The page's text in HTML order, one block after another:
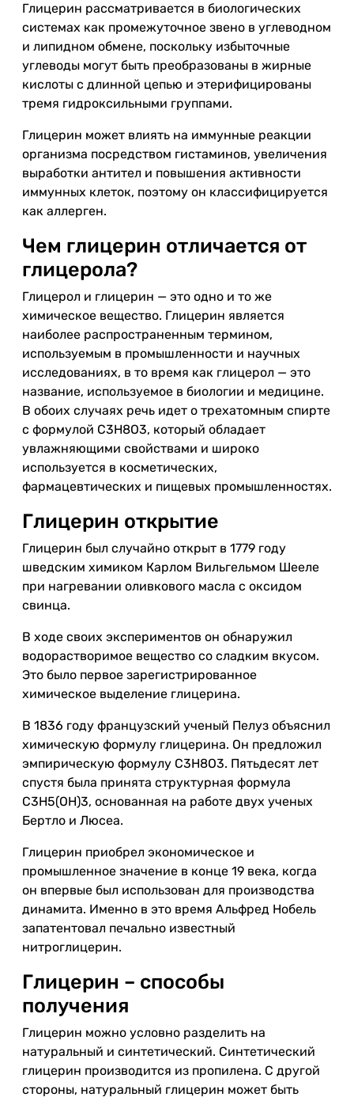
Глицерин рассматривается в биологических
системах как промежуточное звено в углеводном
и липидном обмене, поскольку избыточные
углеводы могут быть преобразованы в жирные
кислоты с длинной цепью и этерифицированы
тремя гидроксильными группами.
Глицерин может влиять на иммунные реакции
организма посредством гистаминов, увеличения
выработки антител и повышения активности
иммунных клеток, поэтому он классифицируется
как аллерген.
Чем глицерин отличается от
глицерола?
Глицерол и глицерин — это одно и то же
химическое вещество. Глицерин является
наиболее распространенным термином,
используемым в промышленности и научных
исследованиях, в то время как глицерол — это
название, используемое в биологии и медицине.
В обоих случаях речь идет о трехатомным спирте
с формулой C3H8O3, который обладает
увлажняющими свойствами и широко
используется в косметических,
фармацевтических и пищевых промышленностях.
Глицерин открытие
Глицерин был случайно открыт в 1779 году
шведским химиком Карлом Вильгельмом Шееле
при нагревании оливкового масла с оксидом
свинца.
В ходе своих экспериментов он обнаружил
водорастворимое вещество со сладким вкусом.
Это было первое зарегистрированное
химическое выделение глицерина.
В 1836 году французский ученый Пелуз объяснил
химическую формулу глицерина. Он предложил
эмпирическую формулу C3H8O3. Пятьдесят лет
спустя была принята структурная формула
C3H5(OH)3, основанная на работе двух ученых
Бертло и Люсеа.
Глицерин приобрел экономическое и
промышленное значение в конце 19 века, когда
он впервые был использован для производства
динамита. Именно в это время Альфред Нобель
запатентовал печально известный
нитроглицерин.
Глицерин – способы
получения
Глицерин можно условно разделить на
натуральный и синтетический. Синтетический
глицерин производится из пропилена. С другой
стороны, натуральный глицерин может быть